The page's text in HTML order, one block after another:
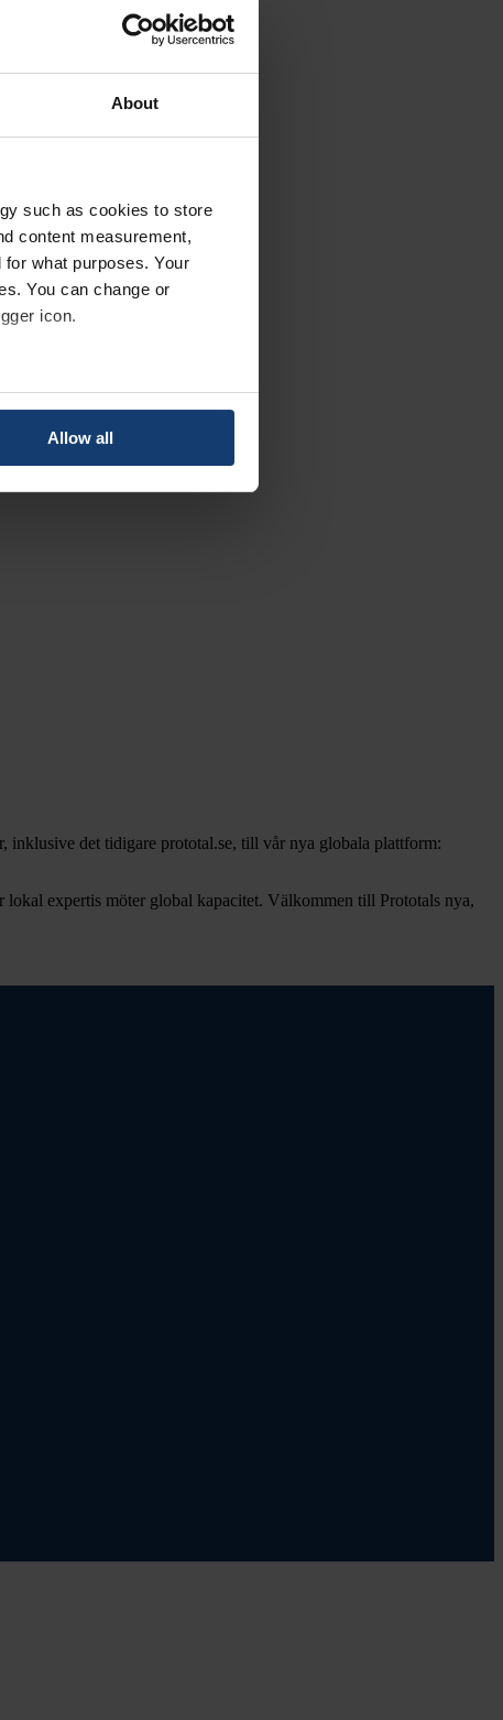
About
such as cookies to store
content measurement,
what purposes. Your
You can change or
icon.
meters
Allow all
inklusive det tidigare prototal.se, till vår nya globala plattform:
expertis möter global kapacitet. Välkommen till Prototals nya,